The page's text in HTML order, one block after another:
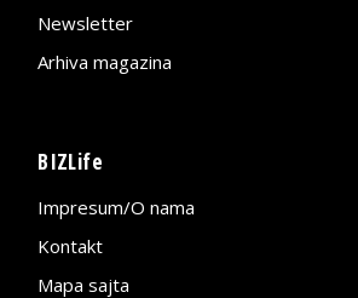
Newsletter
Arhiva magazina
BIZLife
Impresum/O nama
Kontakt
Mapa sajta